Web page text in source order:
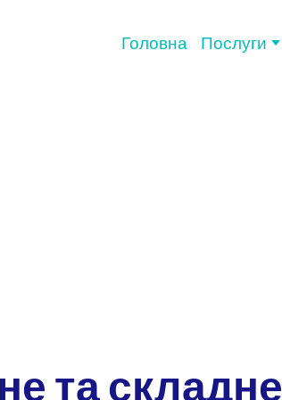
Головна Послуги
та складне